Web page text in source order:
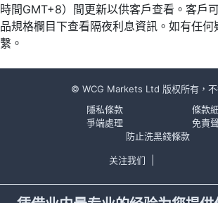
時間GMT+8）間更新以供客戶查看。客戶
品規格欄目下查看隔夜利息資訊。如有任
繫。
© WCG Markets Ltd 版权所有，不
隱私條款
條款
爭端處理
免責
防止洗黑錢條款
关注我们